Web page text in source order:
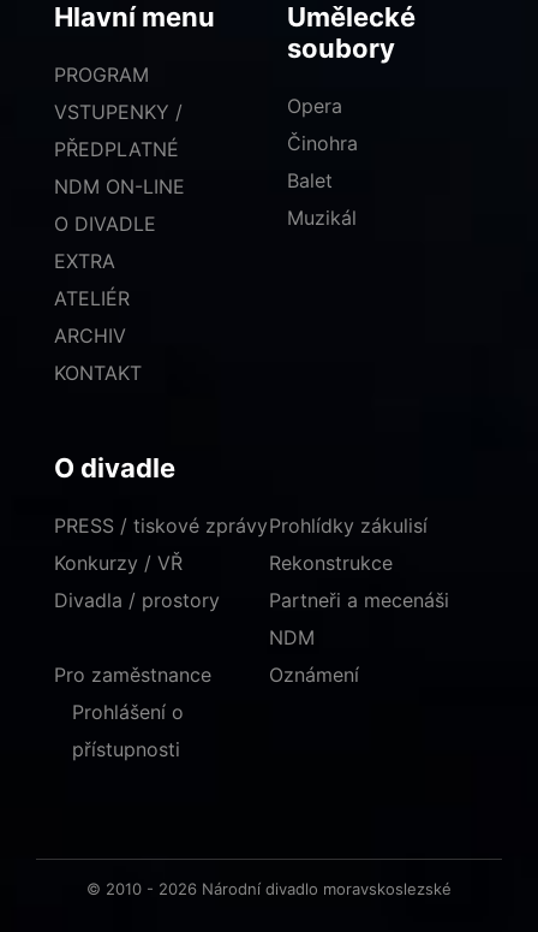
Hlavní menu
PROGRAM
VSTUPENKY /
PŘEDPLATNÉ
NDM ON-LINE
O DIVADLE
EXTRA
ATELIÉR
ARCHIV
KONTAKT
Umělecké
soubory
Opera
Činohra
Balet
Muzikál
O divadle
PRESS / tiskové zprávy
Konkurzy / VŘ
Divadla / prostory
Prohlídky zákulisí
Rekonstrukce
Partneři a mecenáši
NDM
Pro zaměstnance
Oznámení
Prohlášení o
přístupnosti
© 2010 - 2026 Národní divadlo moravskoslezské